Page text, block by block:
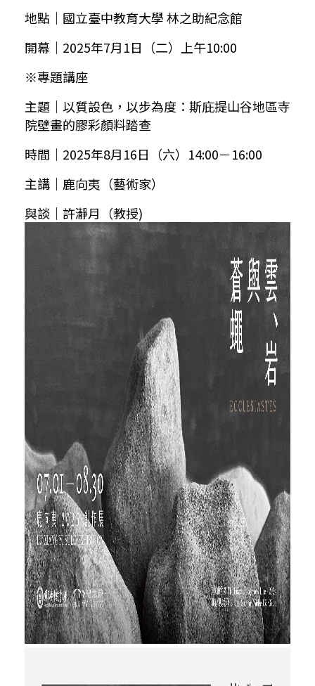
地點｜國立臺中教育大學 林之助紀念館
開幕｜ 2025年7月1日（二）上午10:00
※專題講座
主題｜以質設色，以步為度：斯庇提山谷地區寺
院壁畫的膠彩顏料踏查
時間｜ 2025年8月16日（六） 14:00－16:00
主講｜鹿向夷（藝術家）
與談｜許瀞月（教授)